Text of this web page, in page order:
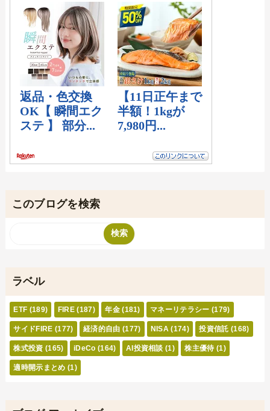
このブログを検索
ラベル
ETF (189) FIRE (187) 年金 (181) マネーリテラシー (179)
サイドFIRE (177) 経済的自由 (177) NISA (174) 投資信託 (168)
株式投資 (165) iDeCo (164) AI投資相談 (1) 株主優待 (1)
適時開示まとめ (1)